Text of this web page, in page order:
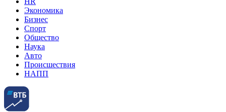
Экономика
Бизнес
Спорт
Общество
Наука
Авто
Происшествия
НАПП